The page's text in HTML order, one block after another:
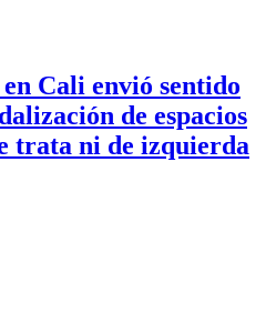
Cali envió sentido
de espacios
trata ni de izquierda